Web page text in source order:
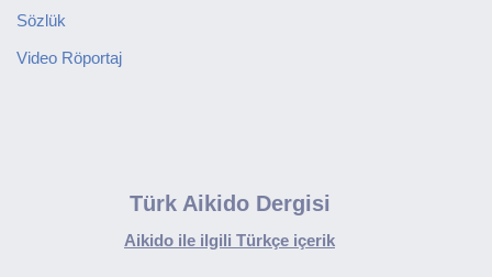
Sözlük
Video Röportaj
Türk Aikido Dergisi
Aikido ile ilgili Türkçe içerik